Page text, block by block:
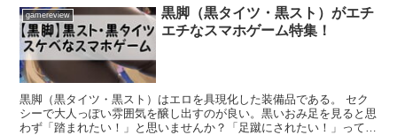
gamereview
黒脚（黒タイツ・黒スト）がエチ
エチなスマホゲーム特集！
黒脚（黒タイツ・黒スト）はエロを具現化した装備品である。 セク
シーで大人っぽい雰囲気を醸し出すのが良い。黒いおみ足を見ると思
わず「踏まれたい！」と思いませんか？「足蹴にされたい！」って思